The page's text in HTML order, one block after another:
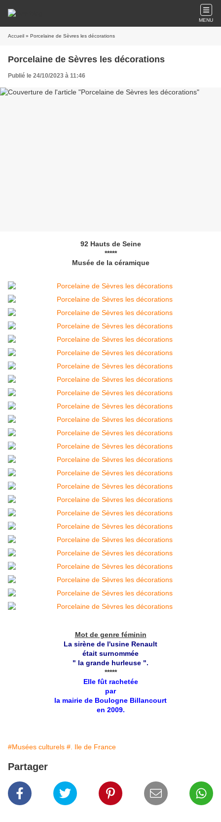
MENU
Accueil » Porcelaine de Sèvres les décorations
Porcelaine de Sèvres les décorations
Publié le 24/10/2023 à 11:46
92 Hauts de Seine
*****
Musée de la céramique
Mot de genre féminin
La sirène de l'usine Renault
était surnommée
" la grande hurleuse ".
*****
Elle fût rachetée
par
la mairie de Boulogne Billancourt
en 2009.
#Musées culturels #. Ile de France
Partager